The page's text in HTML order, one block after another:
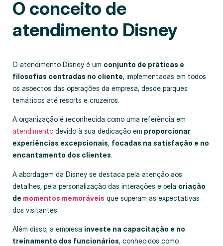
O conceito de
atendimento Disney
O atendimento Disney é um conjunto de práticas e
filosofias centradas no cliente, implementadas em todos
os aspectos das operações da empresa, desde parques
temáticos até resorts e cruzeiros.
A organização é reconhecida como uma referência em
atendimento devido à sua dedicação em proporcionar
experiências excepcionais, focadas na satisfação e no
encantamento dos clientes.
A abordagem da Disney se destaca pela atenção aos
detalhes, pela personalização das interações e pela criação
de momentos memoráveis que superam as expectativas
dos visitantes.
Além disso, a empresa investe na capacitação e no
treinamento dos funcionários, conhecidos como